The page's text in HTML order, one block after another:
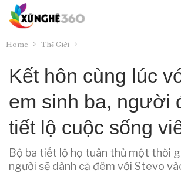
Home Thế Giới
Kết hôn cùng lúc
em sinh ba, người
tiết lộ cuộc sống
Bộ ba tiết lộ họ tuân thủ một thời
người sẽ dành cả đêm với Stevo